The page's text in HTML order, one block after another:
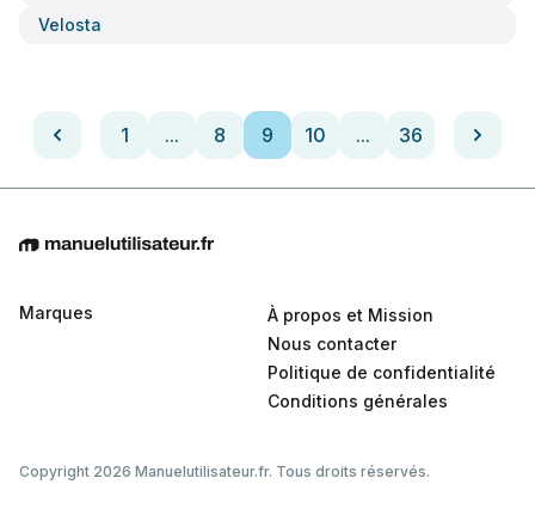
Velosta
1 ... 8 9 10 ... 36
Marques
À propos et Mission
Nous contacter
Politique de confidentialité
Conditions générales
Copyright 2026 Manuelutilisateur.fr. Tous droits réservés.